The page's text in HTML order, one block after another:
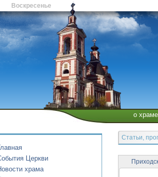
Воскресенье
о храме
Церкви
храма
Статьи,